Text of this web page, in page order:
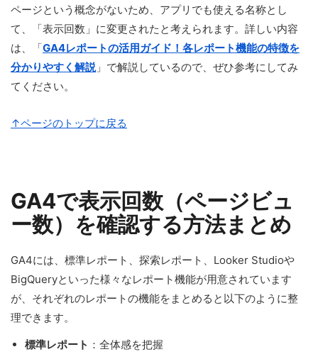
ページという概念がないため、アプリでも使える名称とし
て、「表示回数」に変更されたと考えられます。詳しい内容
は、「GA4レポートの活用ガイド！各レポート機能の特徴を
分かりやすく解説」で解説しているので、ぜひ参考にしてみ
てください。
↑ページのトップに戻る
GA4で表示回数（ページビュ
ー数）を確認する方法まとめ
GA4には、標準レポート、探索レポート、Looker Studioや
BigQueryといった様々なレポート機能が用意されています
が、それぞれのレポートの機能をまとめると以下のように整
理できます。
標準レポート ：全体感を把握